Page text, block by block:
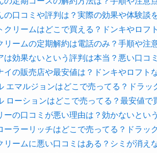
の口コミや評判は？実際の効果や体験談
クリームはどこで買える？ドンキやロフ
リームの定期解約は電話のみ？手順や注
は効果ないという評判は本当？悪い口コ
イの販売店や最安値は？ドンキやロフト
エマルジョンはどこで売ってる？ドラッ
ローションはどこで売ってる？最安値で
ーの口コミが悪い理由は？効かないとい
ーラーリッチはどこで売ってる？ドラッ
リームに悪い口コミはある？シミが消え